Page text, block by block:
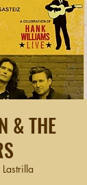
& THE
Lastrilla